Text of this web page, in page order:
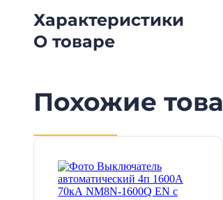
Характеристики
О товаре
Похожие